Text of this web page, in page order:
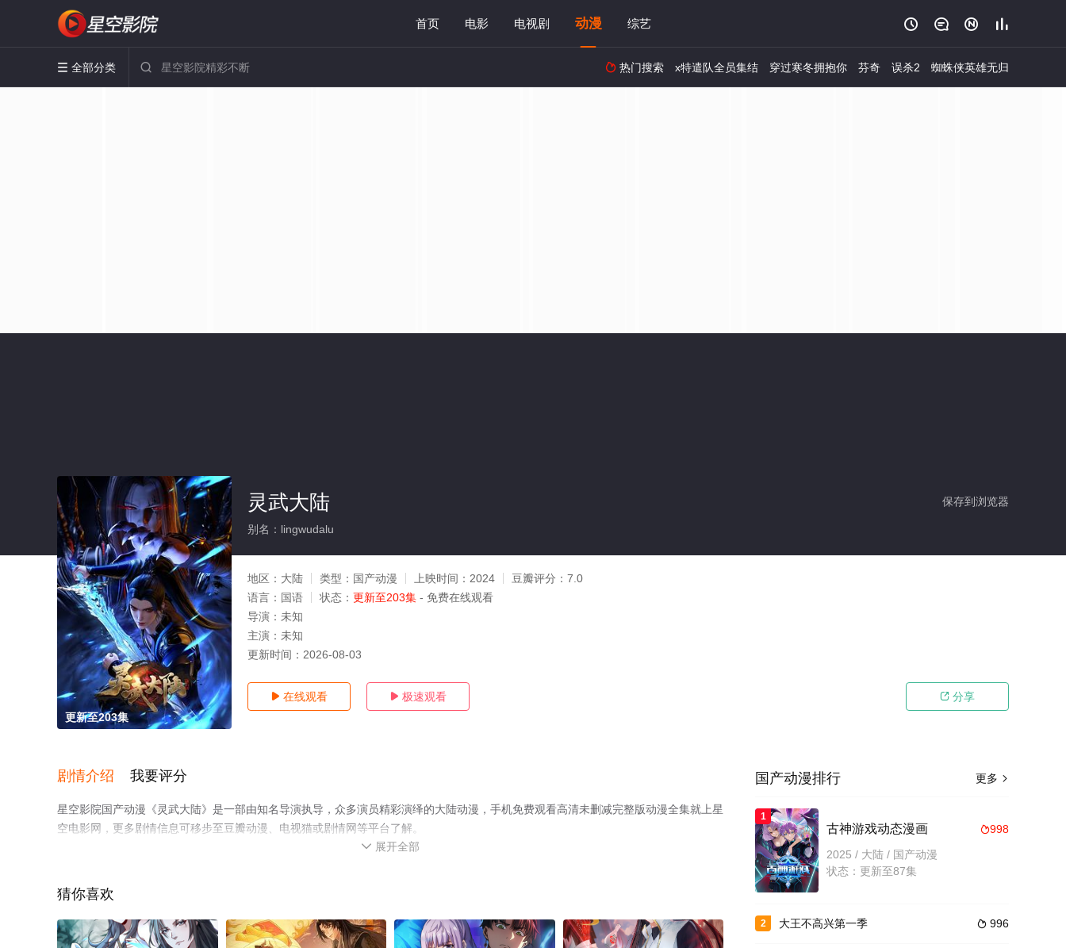
首页 电影 电视剧 动漫 综艺    
 全部分类   热门搜索 x特遣队全员集结 穿过寒冬拥抱你 芬奇 误杀2 蜘蛛侠英雄无归
更新至203集
保存到浏览器
灵武大陆
别名：lingwudalu
地区： 大陆 类型： 国产动漫 上映时间： 2024 豆瓣评分： 7.0
语言： 国语 状态： 更新至203集 - 免费在线观看
导演： 未知
主演： 未知
更新时间： 2026-08-03
 在线观看  极速观看  分享
剧情介绍 我要评分
星空影院国产动漫《灵武大陆》是一部由知名导演执导，众多演员精彩演绎的大陆动漫，手机免费观看高清未删减完整版动漫全集就上星
空电影网，更多剧情信息可移步至豆瓣动漫、电视猫或剧情网等平台了解。
 展开全部
猜你喜欢
更多 
国产动漫排行
1
998
古神游戏动态漫画
2025 / 大陆 / 国产动漫
状态：更新至87集
2  996
大王不高兴第一季